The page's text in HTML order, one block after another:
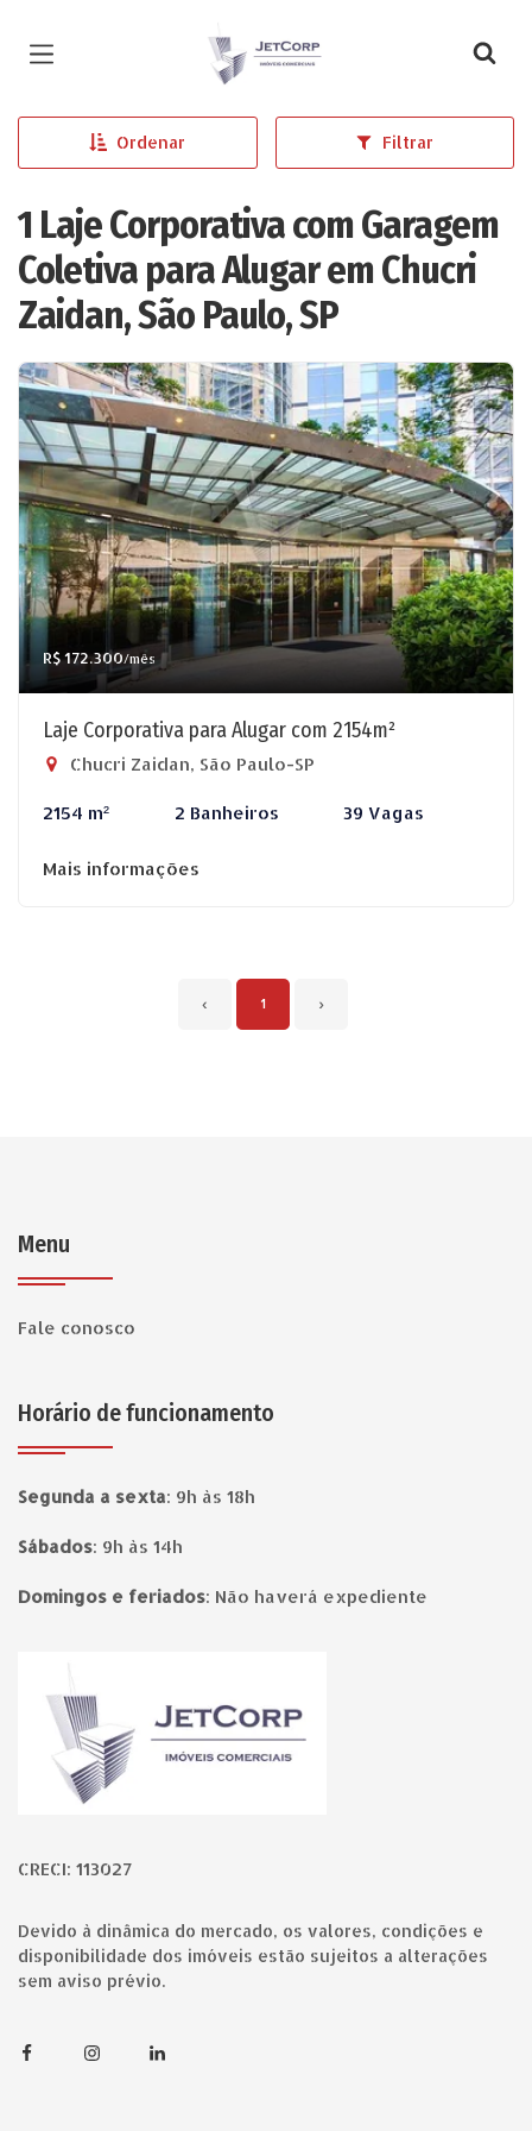
Página inicial
Ordenar Filtrar
1 Laje Corporativa com Garagem
Coletiva para Alugar em Chucri
Zaidan, São Paulo, SP
R$ 172.300/mês
Laje Corporativa para Alugar com 2154m²
Chucri Zaidan, São Paulo-SP
2154 m² 2 Banheiros 39 Vagas
Mais informações
‹ 1 ›
Menu
Fale conosco
Horário de funcionamento
Segunda a sexta: 9h às 18h
Sábados: 9h às 14h
Domingos e feriados: Não haverá expediente
CRECI: 113027
Devido à dinâmica do mercado, os valores, condições e
disponibilidade dos imóveis estão sujeitos a alterações
sem aviso prévio.
FacebookInstagramLinkedin